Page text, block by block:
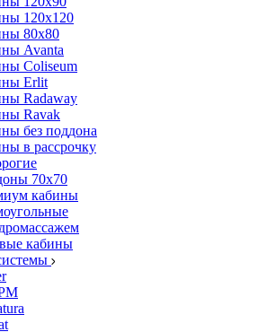
120х120
80х80
Avanta
Coliseum
Erlit
Radaway
Ravak
без поддона
в рассрочку
70x70
кабины
кабины